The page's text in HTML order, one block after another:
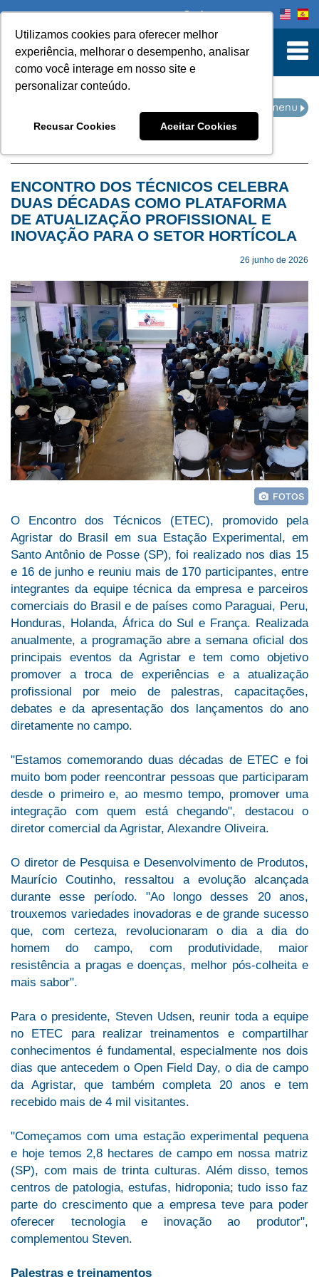
Utilizamos cookies para oferecer melhor
experiência, melhorar o desempenho, analisar
como você interage em nosso site e
personalizar conteúdo.
Recusar Cookies Aceitar Cookies
to Content
Onde comprar
ENCONTRO DOS TÉCNICOS CELEBRA
DUAS DÉCADAS COMO PLATAFORMA
DE ATUALIZAÇÃO PROFISSIONAL E
INOVAÇÃO PARA O SETOR HORTÍCOLA
26 junho de 2026
O Encontro dos Técnicos (ETEC), promovido pela
Agristar do Brasil em sua Estação Experimental, em
Santo Antônio de Posse (SP), foi realizado nos dias 15
e 16 de junho e reuniu mais de 170 participantes, entre
integrantes da equipe técnica da empresa e parceiros
comerciais do Brasil e de países como Paraguai, Peru,
Honduras, Holanda, África do Sul e França. Realizada
anualmente, a programação abre a semana oficial dos
principais eventos da Agristar e tem como objetivo
promover a troca de experiências e a atualização
profissional por meio de palestras, capacitações,
debates e da apresentação dos lançamentos do ano
diretamente no campo.
"Estamos comemorando duas décadas de ETEC e foi
muito bom poder reencontrar pessoas que participaram
desde o primeiro e, ao mesmo tempo, promover uma
integração com quem está chegando", destacou o
diretor comercial da Agristar, Alexandre Oliveira.
O diretor de Pesquisa e Desenvolvimento de Produtos,
Maurício Coutinho, ressaltou a evolução alcançada
durante esse período. "Ao longo desses 20 anos,
trouxemos variedades inovadoras e de grande sucesso
que, com certeza, revolucionaram o dia a dia do
homem do campo, com produtividade, maior
resistência a pragas e doenças, melhor pós-colheita e
mais sabor".
Para o presidente, Steven Udsen, reunir toda a equipe
no ETEC para realizar treinamentos e compartilhar
conhecimentos é fundamental, especialmente nos dois
dias que antecedem o Open Field Day, o dia de campo
da Agristar, que também completa 20 anos e tem
recebido mais de 4 mil visitantes.
"Começamos com uma estação experimental pequena
e hoje temos 2,8 hectares de campo em nossa matriz
(SP), com mais de trinta culturas. Além disso, temos
centros de patologia, estufas, hidroponia; tudo isso faz
parte do crescimento que a empresa teve para poder
oferecer tecnologia e inovação ao produtor",
complementou Steven.
Palestras e treinamentos